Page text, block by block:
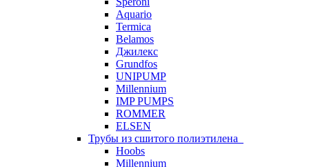
Aquario
Termica
Belamos
Джилекс
Grundfos
UNIPUMP
Millennium
IMP PUMPS
ROMMER
ELSEN
Трубы из сшитого полиэтилена
Hoobs
Millennium